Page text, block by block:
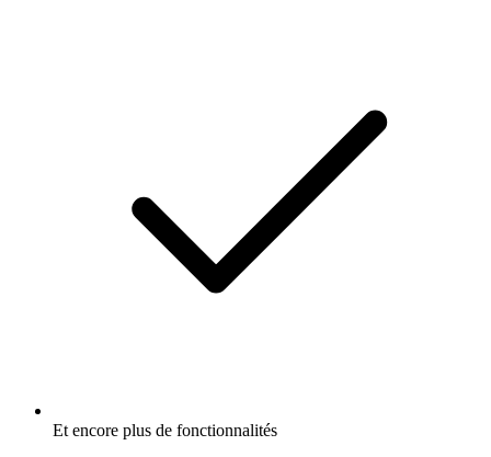
Et encore plus de fonctionnalités